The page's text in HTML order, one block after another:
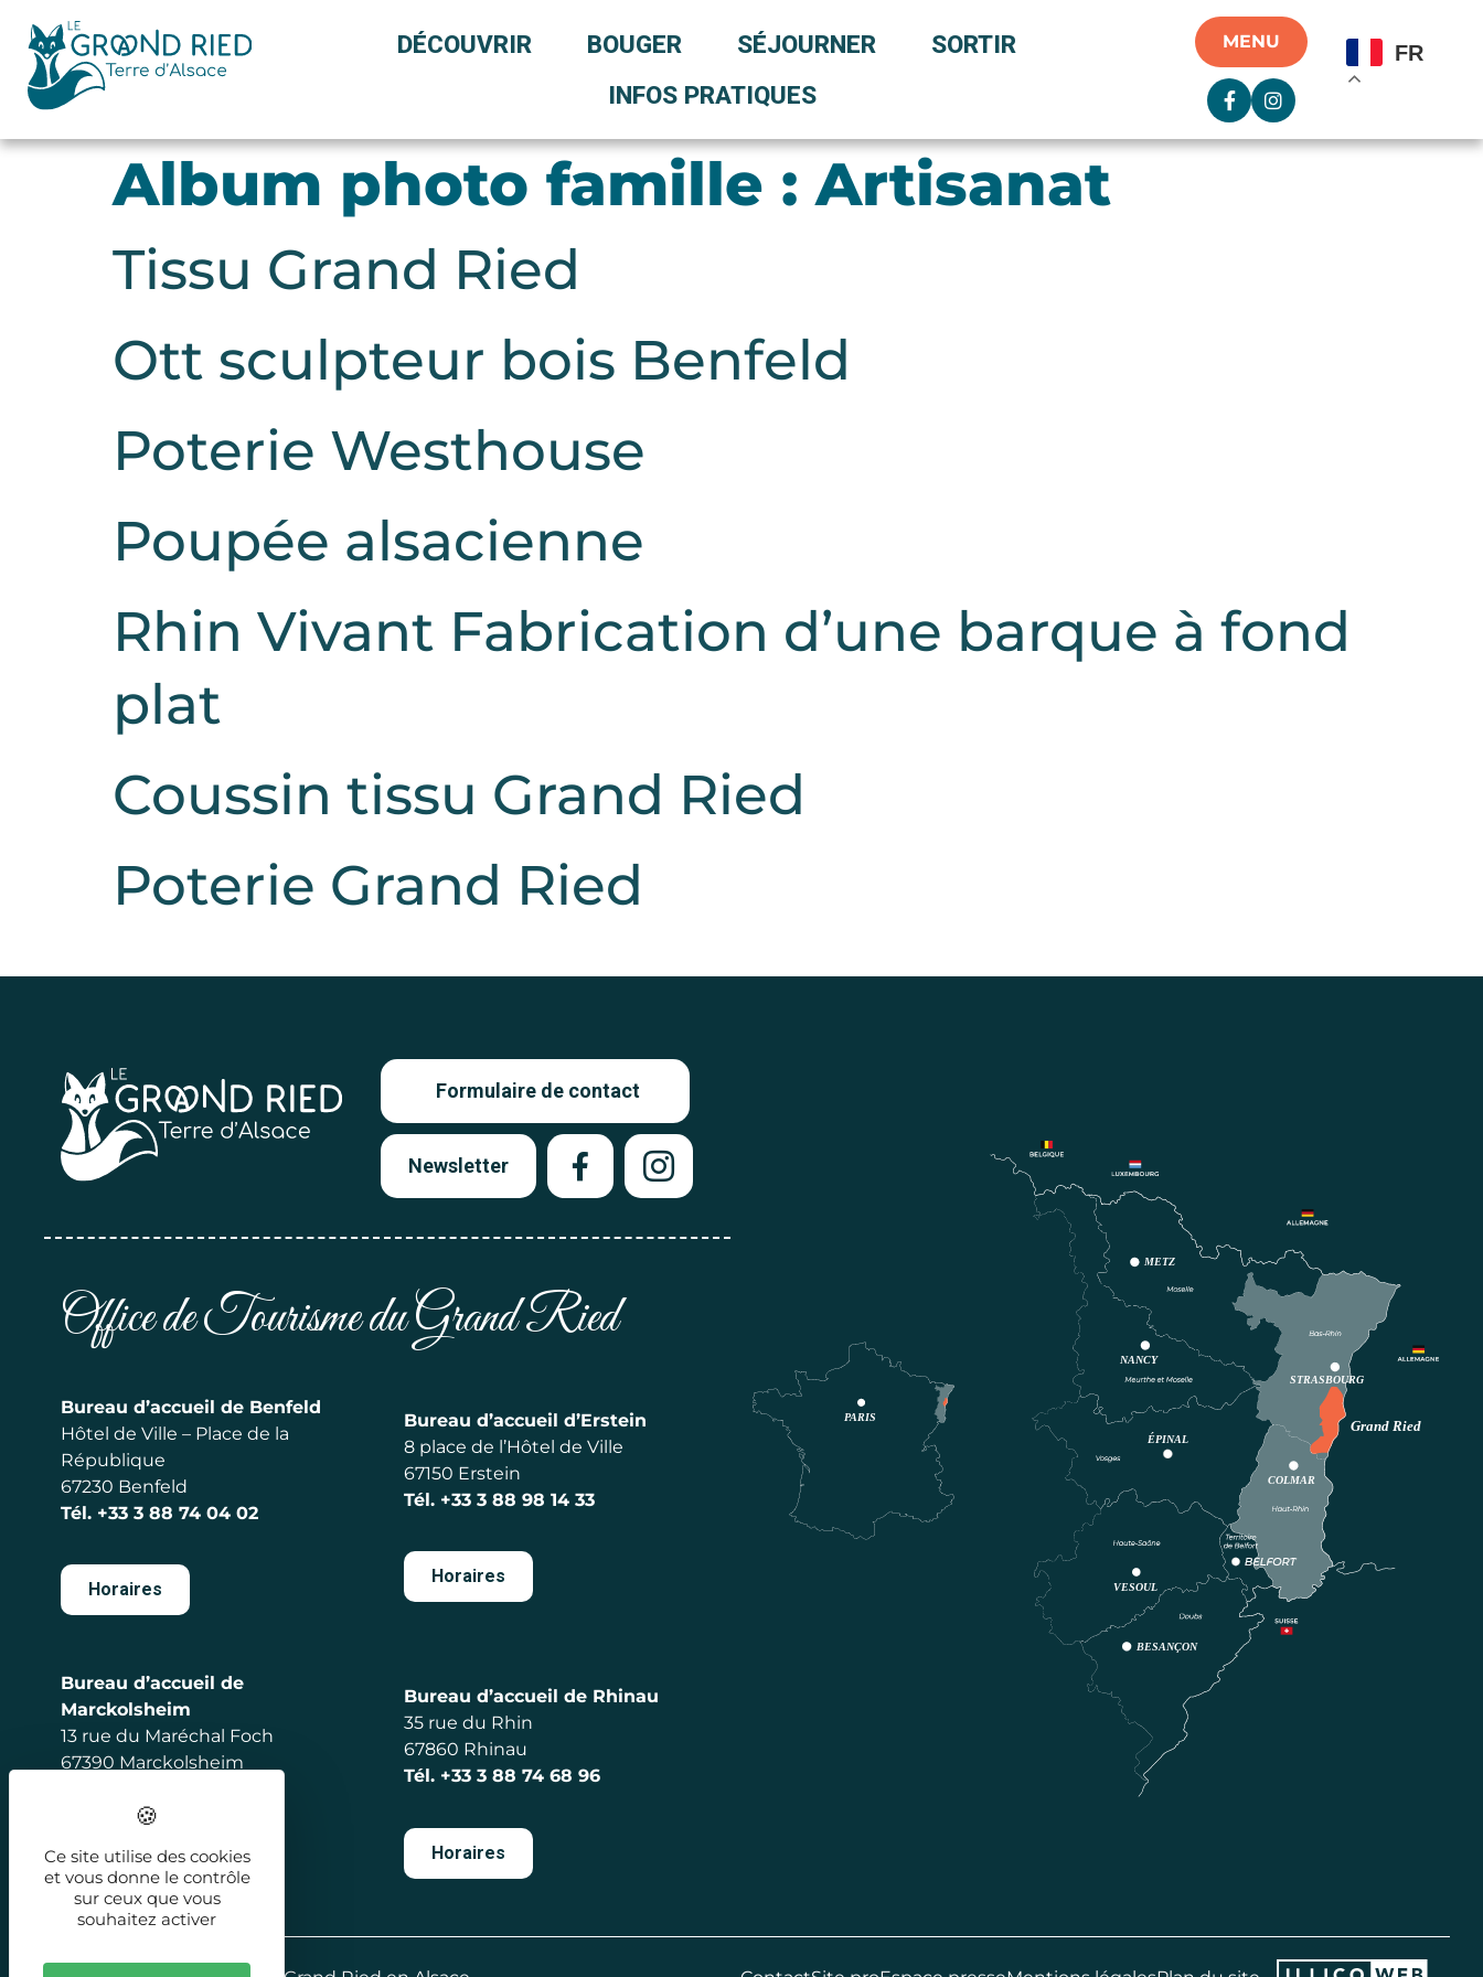
DÉCOUVRIR BOUGER SÉJOURNER
SORTIR
INFOS PRATIQUES
MENU FR
Album photo famille :Artisanat
Tissu Grand Ried
Ott sculpteur bois Benfeld
Poterie Westhouse
Poupée alsacienne
Rhin Vivant Fabrication d’une barque à fond
plat
Coussin tissu Grand Ried
Poterie Grand Ried
Formulaire de contact
Newsletter
Office de Tourisme du Grand Ried
Bureau d’accueil de Benfeld
Hôtel de Ville – Place de la
République
67230 Benfeld
Tél. +33 3 88 74 04 02
Horaires
Bureau d’accueil d’Erstein
8 place de l’Hôtel de Ville
67150 Erstein
Tél. +33 3 88 98 14 33
Horaires
Bureau d’accueil de
Marckolsheim
13 rue du Maréchal Foch
67390 Marckolsheim
Horaires
Bureau d’accueil de Rhinau
35 rue du Rhin
67860 Rhinau
Tél. +33 3 88 74 68 96
Horaires
Ce site utilise des cookies
et vous donne le contrôle
sur ceux que vous
souhaitez activer